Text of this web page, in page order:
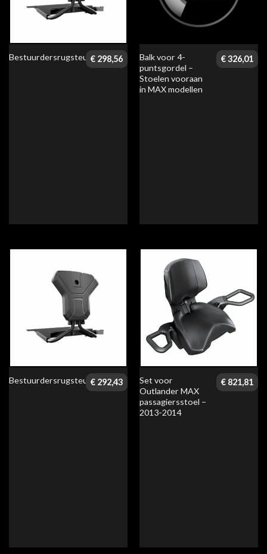
Bestuurdersrugsteun€ 298,56
Balk voor 4-
puntsgordel –
Stoelen vooraan
in MAX modellen
€326,01
Bestuurdersrugsteun€ 292,43
Set voor
Outlander MAX
passagiersstoel –
2013-2014
€ 821,81